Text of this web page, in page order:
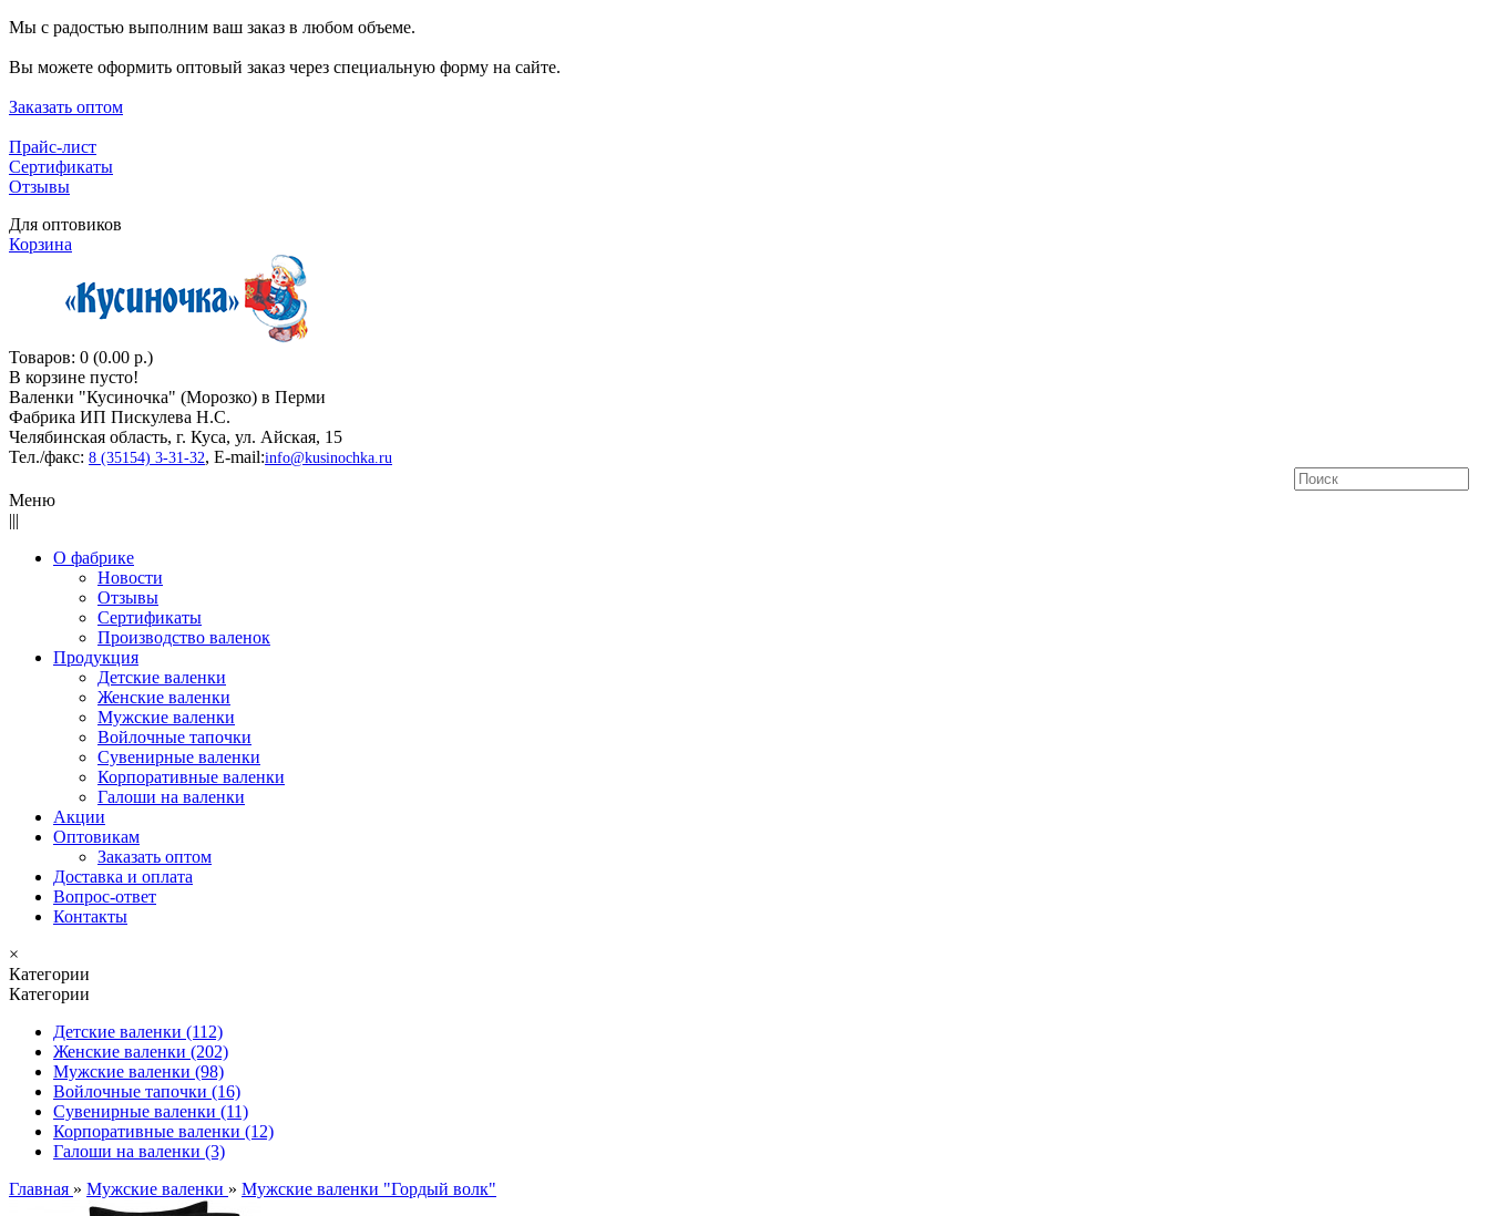
Мы с радостью выполним ваш заказ в любом объеме.
Вы можете оформить оптовый заказ через специальную форму на сайте.
Заказать оптом
Прайс-лист
Сертификаты
Отзывы
Для оптовиков
Корзина
Товаров: 0 (0.00 р.)
В корзине пусто!
Валенки "Кусиночкa" (Морозко) в Перми
Фабрика ИП Пискулева Н.С.
Челябинская область, г. Куса, ул. Айская, 15
Тел./факс: 8 (35154) 3-31-32, E-mail:info@kusinochka.ru
Меню
|||
О фабрике
Новости
Отзывы
Сертификаты
Производство валенок
Продукция
Детские валенки
Женские валенки
Мужские валенки
Войлочные тапочки
Сувенирные валенки
Корпоративные валенки
Галоши на валенки
Акции
Оптовикам
Заказать оптом
Доставка и оплата
Вопрос-ответ
Контакты
×
Категории
Категории
Детские валенки (112)
Женские валенки (202)
Мужские валенки (98)
Войлочные тапочки (16)
Сувенирные валенки (11)
Корпоративные валенки (12)
Галоши на валенки (3)
Главная » Мужские валенки » Мужские валенки "Гордый волк"